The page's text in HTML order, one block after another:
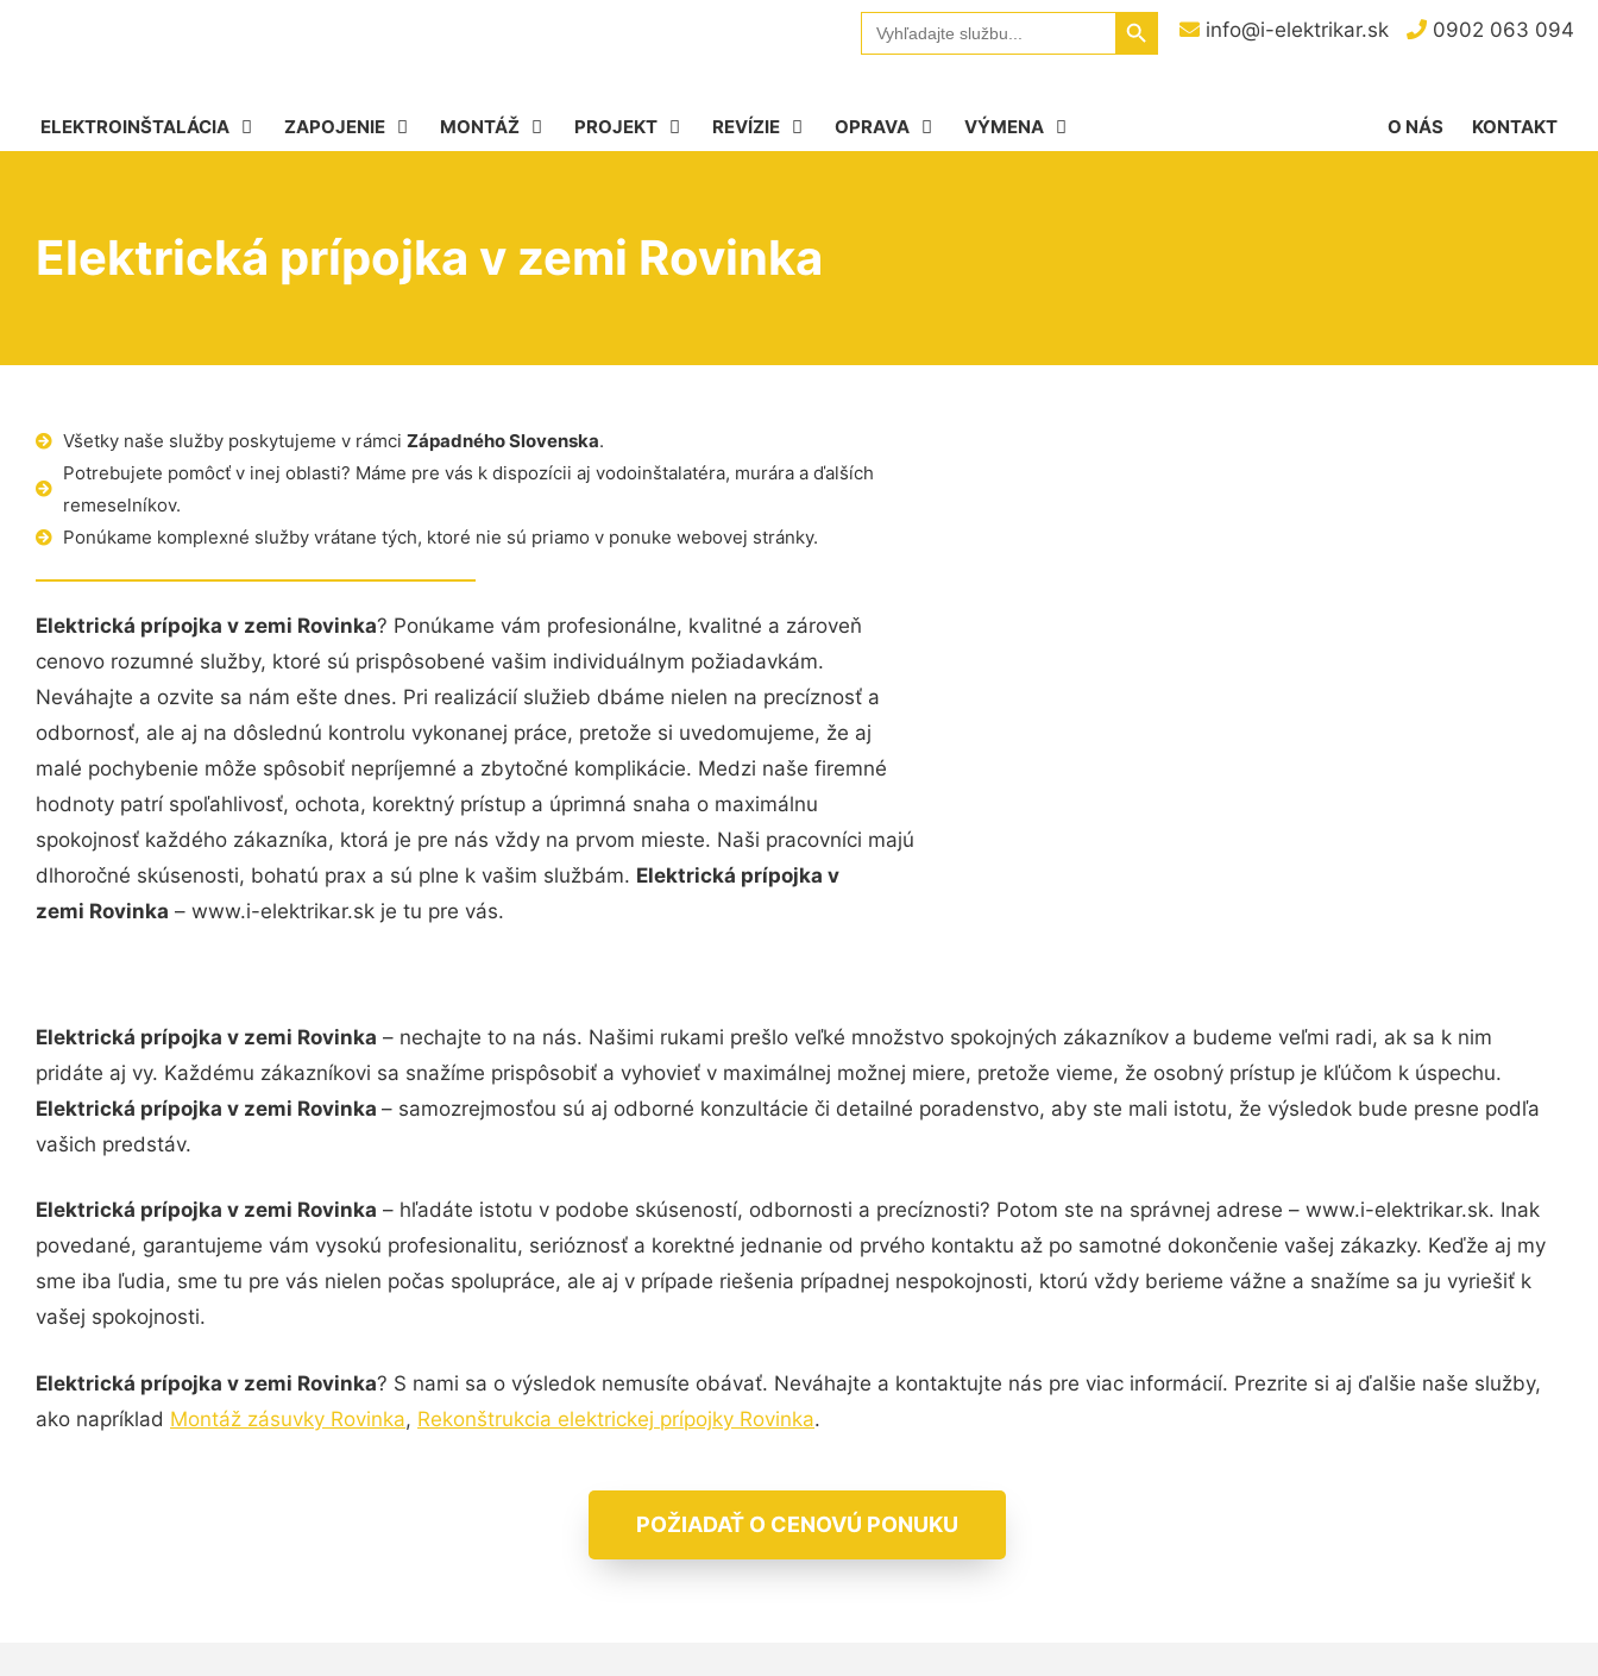
info@i-elektrikar.sk 0902 063 094
Search
for:
Search Button
ELEKTROINŠTALÁCIA ZAPOJENIE MONTÁŽ PROJEKT REVÍZIE OPRAVA VÝMENA KONTAKT
O NÁS
Elektrická prípojka v zemi Rovinka
Všetky naše služby poskytujeme v rámci Západného Slovenska.
Potrebujete pomôcť v inej oblasti? Máme pre vás k dispozícii aj vodoinštalatéra, murára a ďalších
remeselníkov.
Ponúkame komplexné služby vrátane tých, ktoré nie sú priamo v ponuke webovej stránky.
Elektrická prípojka v zemi Rovinka? Ponúkame vám profesionálne, kvalitné a zároveň
cenovo rozumné služby, ktoré sú prispôsobené vašim individuálnym požiadavkám.
Neváhajte a ozvite sa nám ešte dnes. Pri realizácií služieb dbáme nielen na precíznosť a
odbornosť, ale aj na dôslednú kontrolu vykonanej práce, pretože si uvedomujeme, že aj
malé pochybenie môže spôsobiť nepríjemné a zbytočné komplikácie. Medzi naše firemné
hodnoty patrí spoľahlivosť, ochota, korektný prístup a úprimná snaha o maximálnu
spokojnosť každého zákazníka, ktorá je pre nás vždy na prvom mieste. Naši pracovníci majú
dlhoročné skúsenosti, bohatú prax a sú plne k vašim službám. Elektrická prípojka v
zemi Rovinka – www.i-elektrikar.sk je tu pre vás.
Elektrická prípojka v zemi Rovinka – nechajte to na nás. Našimi rukami prešlo veľké množstvo spokojných zákazníkov a budeme veľmi radi, ak sa k nim
pridáte aj vy. Každému zákazníkovi sa snažíme prispôsobiť a vyhovieť v maximálnej možnej miere, pretože vieme, že osobný prístup je kľúčom k úspechu.
Elektrická prípojka v zemi Rovinka – samozrejmosťou sú aj odborné konzultácie či detailné poradenstvo, aby ste mali istotu, že výsledok bude presne podľa
vašich predstáv.
Elektrická prípojka v zemi Rovinka – hľadáte istotu v podobe skúseností, odbornosti a precíznosti? Potom ste na správnej adrese – www.i-elektrikar.sk. Inak
povedané, garantujeme vám vysokú profesionalitu, serióznosť a korektné jednanie od prvého kontaktu až po samotné dokončenie vašej zákazky. Keďže aj my
sme iba ľudia, sme tu pre vás nielen počas spolupráce, ale aj v prípade riešenia prípadnej nespokojnosti, ktorú vždy berieme vážne a snažíme sa ju vyriešiť k
vašej spokojnosti.
Elektrická prípojka v zemi Rovinka? S nami sa o výsledok nemusíte obávať. Neváhajte a kontaktujte nás pre viac informácií. Prezrite si aj ďalšie naše služby,
ako napríklad Montáž zásuvky Rovinka, Rekonštrukcia elektrickej prípojky Rovinka.
POŽIADAŤ O CENOVÚ PONUKU